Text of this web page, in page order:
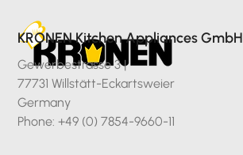
KRONEN Kitchen Appliances GmbH
Gewerbestrasse 3 |
77731 Willstätt-Eckartsweier
Germany
Phone: +49 (0) 7854-9660-11